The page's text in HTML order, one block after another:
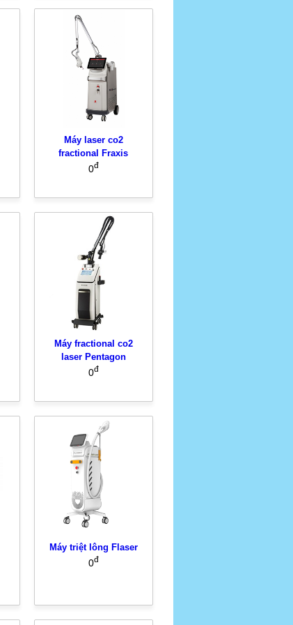
Máy laser co2
fractional Fraxis
0đ
Máy fractional co2
laser Pentagon
0đ
Máy triệt lông Flaser
0đ